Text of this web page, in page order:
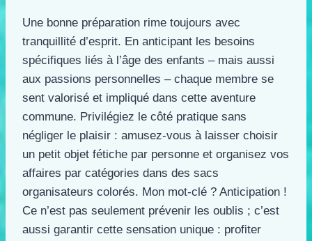
Une bonne préparation rime toujours avec
tranquillité d’esprit. En anticipant les besoins
spécifiques liés à l’âge des enfants – mais aussi
aux passions personnelles – chaque membre se
sent valorisé et impliqué dans cette aventure
commune. Privilégiez le côté pratique sans
négliger le plaisir : amusez-vous à laisser choisir
un petit objet fétiche par personne et organisez vos
affaires par catégories dans des sacs
organisateurs colorés. Mon mot-clé ? Anticipation !
Ce n’est pas seulement prévenir les oublis ; c’est
aussi garantir cette sensation unique : profiter